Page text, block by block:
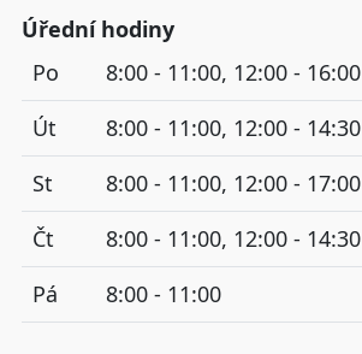
Úřední hodiny
Po
8:00 - 11:00, 12:00 - 16:00
Út
8:00 - 11:00, 12:00 - 14:30
St
8:00 - 11:00, 12:00 - 17:00
Čt
8:00 - 11:00, 12:00 - 14:30
Pá
8:00 - 11:00